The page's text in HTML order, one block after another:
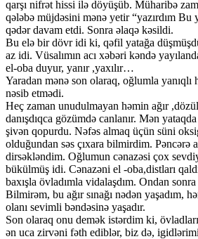
qarşı nifrət hissi ilə döyüşüb. Müharibə
qələbə müjdəsini mənə yetir “yazırdım Bu
qədər davam etdi. Sonra əlaqə kəsildi.
Bu elə bir dövr idi ki, qəfil yatağa
az idi. Vüsalımın acı xəbəri kəndə
el-oba duyur, yanır ,yaxılır…
Yaradan mənə son olaraq, oğlumla yanıqlı
nəsib etmədi.
Heç zaman unudulmayan həmin ağır
danışdıqca gözümdə canlanır. Mən
şivən qopurdu. Nəfəs almaq üçün süni
olduğundan səs çıxara bilmirdim. Pəncərə
dirsəkləndim. Oğlumun cənazəsi çox
bükülmüş idi. Cənazəni el -oba,distları
baxışla övladımla vidalaşdım. Ondan
Bilmirəm, bu ağır sınağı nədən yaşadım,
olanı sevimli bəndəsinə yaşadır.
Son olaraq onu demək istərdim ki,
ən uca zirvəni fəth ediblər, biz də,